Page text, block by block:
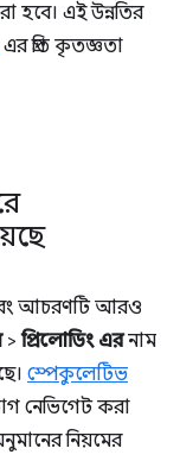
হবে। এই উন্নতির
এর প্রতি কৃতজ্ঞতা
এবং আচরণটি আরও
>প্রিলোডিং এরনাম
স্পেকুলেটিভ
নেভিগেট করা
নিয়মের